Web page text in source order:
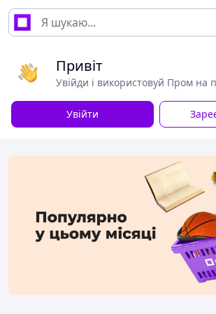
Привіт
Увійди і використовуй Пром на
Увійти